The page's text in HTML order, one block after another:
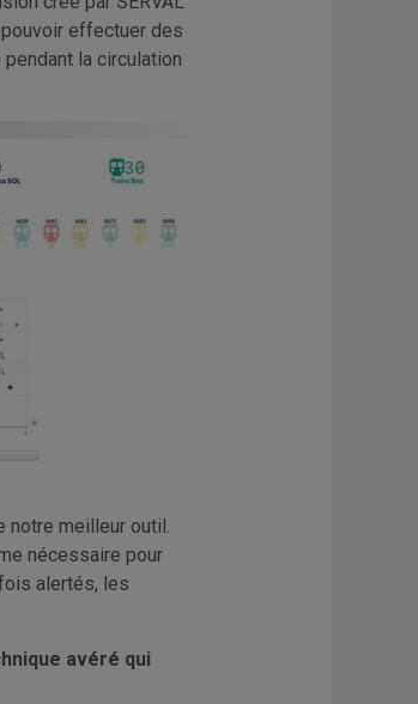
effectuer des
la circulation
notre meilleur outil.
nécessaire pour
alertés, les
avéré qui